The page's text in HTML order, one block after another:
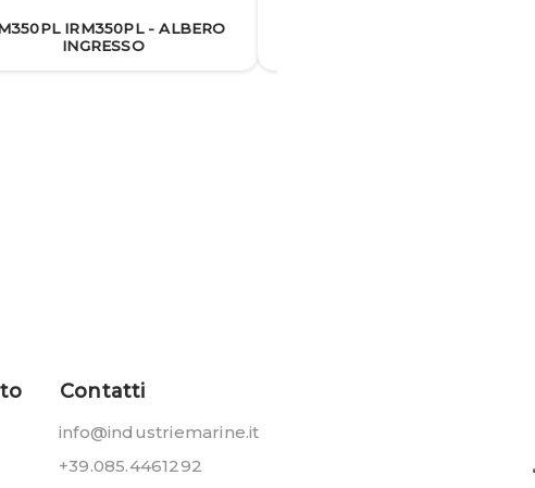
IRM350PL - ALBERO
INGRESSO
Contatti
info@industriemarine.it
+39.085.4461292